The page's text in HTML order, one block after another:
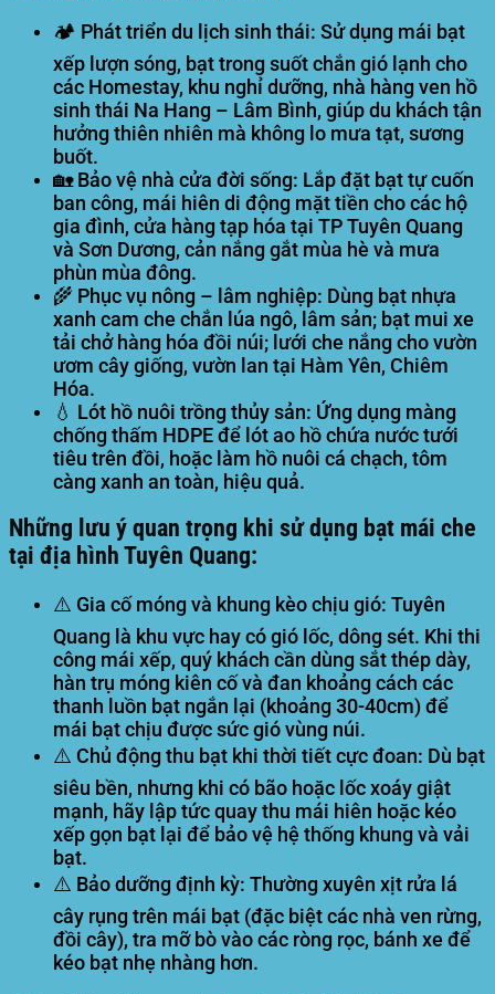
🏕️ Phát triển du lịch sinh thái: Sử dụng mái bạt
xếp lượn sóng, bạt trong suốt chắn gió lạnh cho
các Homestay, khu nghỉ dưỡng, nhà hàng ven hồ
sinh thái Na Hang – Lâm Bình, giúp du khách tận
hưởng thiên nhiên mà không lo mưa tạt, sương
buốt.
🏡Bảo vệ nhà cửa đời sống: Lắp đặt bạt tự cuốn
ban công, mái hiên di động mặt tiền cho các hộ
gia đình, cửa hàng tạp hóa tại TP Tuyên Quang
và Sơn Dương, cản nắng gắt mùa hè và mưa
phùn mùa đông.
🌾 Phục vụ nông – lâm nghiệp: Dùng bạt nhựa
xanh cam che chắn lúa ngô, lâm sản; bạt mui xe
tải chở hàng hóa đồi núi; lưới che nắng cho vườn
ươm cây giống, vườn lan tại Hàm Yên, Chiêm
Hóa.
💧 Lót hồ nuôi trồng thủy sản: Ứng dụng màng
chống thấm HDPE để lót ao hồ chứa nước tưới
tiêu trên đồi, hoặc làm hồ nuôi cá chạch, tôm
càng xanh an toàn, hiệu quả.
Những lưu ý quan trọng khi sử dụng bạt mái che
tại địa hình Tuyên Quang:
⚠️ Gia cố móng và khung kèo chịu gió: Tuyên
Quang là khu vực hay có gió lốc, dông sét. Khi thi
công mái xếp, quý khách cần dùng sắt thép dày,
hàn trụ móng kiên cố và đan khoảng cách các
thanh luồn bạt ngắn lại (khoảng 30-40cm) để
mái bạt chịu được sức gió vùng núi.
⚠️ Chủ động thu bạt khi thời tiết cực đoan: Dù bạt
siêu bền, nhưng khi có bão hoặc lốc xoáy giật
mạnh, hãy lập tức quay thu mái hiên hoặc kéo
xếp gọn bạt lại để bảo vệ hệ thống khung và vải
bạt.
⚠️ Bảo dưỡng định kỳ: Thường xuyên xịt rửa lá
cây rụng trên mái bạt (đặc biệt các nhà ven rừng,
đồi cây), tra mỡ bò vào các ròng rọc, bánh xe để
kéo bạt nhẹ nhàng hơn.